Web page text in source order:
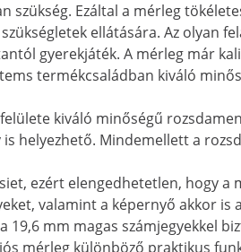
szükség. Ezáltal a mérleg
ellátására. Az olyan
gyerekjáték. A mérleg már
termékcsaládban kiváló
kiváló minőségű
is helyezhető. Mindemellett a
ezért elengedhetetlen, hogy a
valamint a képernyő akkor
19,6 mm magas számjegyekkel
mérleg különböző praktikus